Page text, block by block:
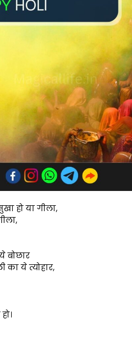
हो या गीला,
बोछार
का ये त्योहार,